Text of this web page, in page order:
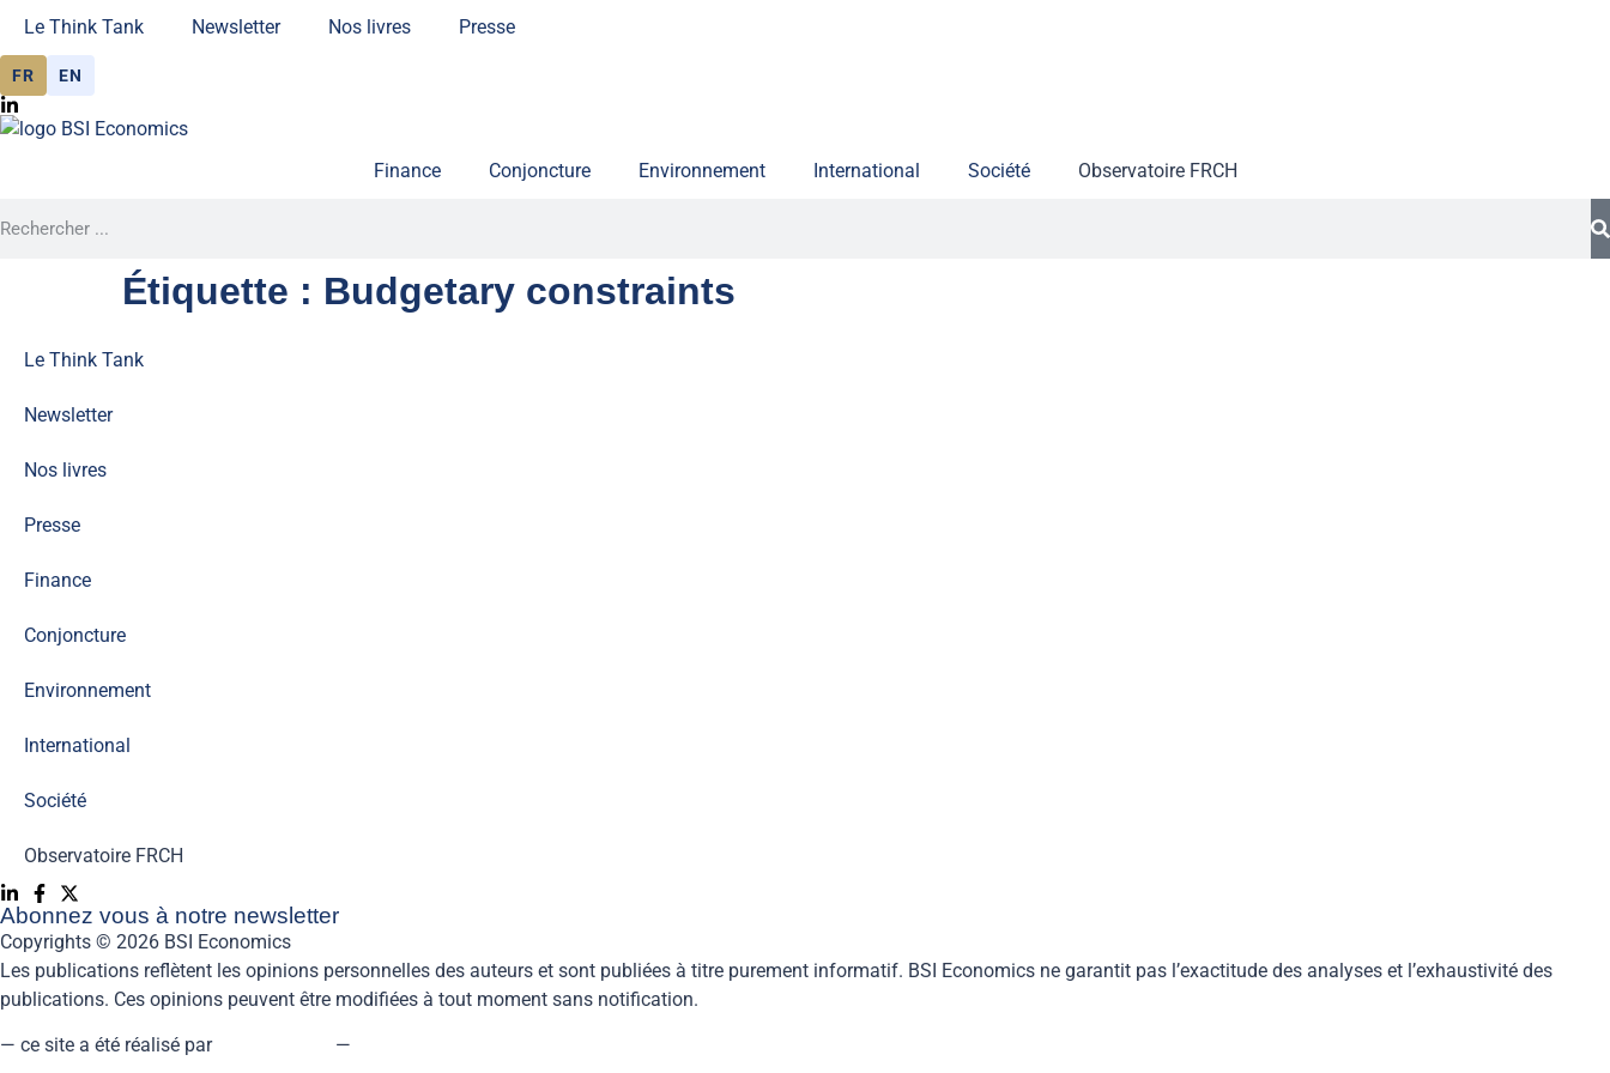
Le Think Tank Newsletter Nos livres Presse
FR EN
Finance Conjoncture Environnement International Société Observatoire FRCH
Étiquette : Budgetary constraints
Le Think Tank
Newsletter
Nos livres
Presse
Finance
Conjoncture
Environnement
International
Société
Observatoire FRCH
Abonnez vous à notre newsletter
Copyrights © 2026 BSI Economics
Les publications reflètent les opinions personnelles des auteurs et sont publiées à titre purement informatif. BSI Economics ne garantit pas l’exactitude des analyses et l’exhaustivité des
publications. Ces opinions peuvent être modifiées à tout moment sans notification.
— ce site a été réalisé par —